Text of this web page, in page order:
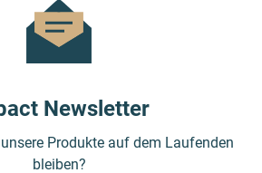
Newsletter
Produkte auf dem Laufenden
bleiben?